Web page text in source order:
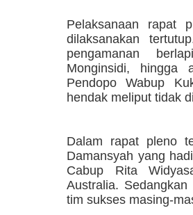
Pelaksanaan rapat
dilaksanakan
pengamanan
Monginsidi, hingga
Pendopo Wabup
hendak meliput tidak
Dalam rapat pleno
Damansyah yang
Cabup Rita
Australia.
tim sukses masing-